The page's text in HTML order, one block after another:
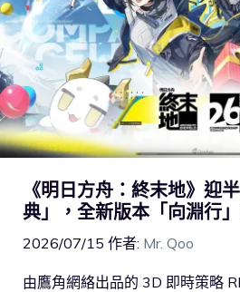
《明日方舟：終末地》迎
典」，全新版本「向淵行
2026/07/15 作者: Mr. Qoo
由鷹角網絡出品的 3D 即時策略